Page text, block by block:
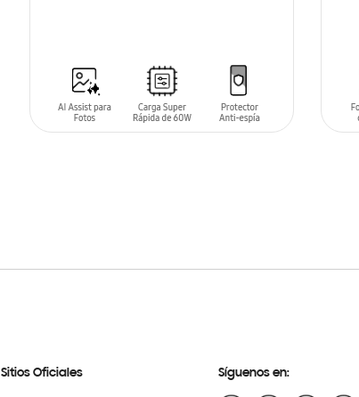
Sitios Oficiales Síguenos en: